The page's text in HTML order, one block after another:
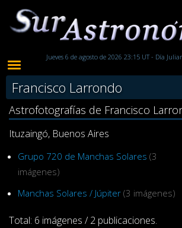
Jueves 6 de agosto de 2026 23:15 UT - Día
Francisco Larrondo
Astrofotografías de Francisco
Ituzaingó, Buenos Aires
Grupo 720 de Manchas Solares (3
imágenes)
Manchas Solares / Júpiter (3 imágenes)
Total: 6 imágenes / 2 publicaciones.